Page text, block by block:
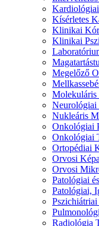
Kísérletes
Klinikai
Klinikai
Megelőző
Molekuláris
Nukleáris
Onkológiai
Onkológiai
Ortopédiai
Orvosi
Orvosi
Patológiai
Patológiai,
Radiológia